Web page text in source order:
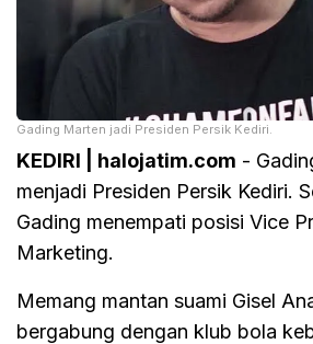
Gading Marten jadi Presiden Persik Kediri.
KEDIRI | halojatim.com -
menjadi Presiden Persik Kediri.
Gading menempati posisi Vice
Marketing.
Memang mantan suami Gisel
bergabung dengan klub bola